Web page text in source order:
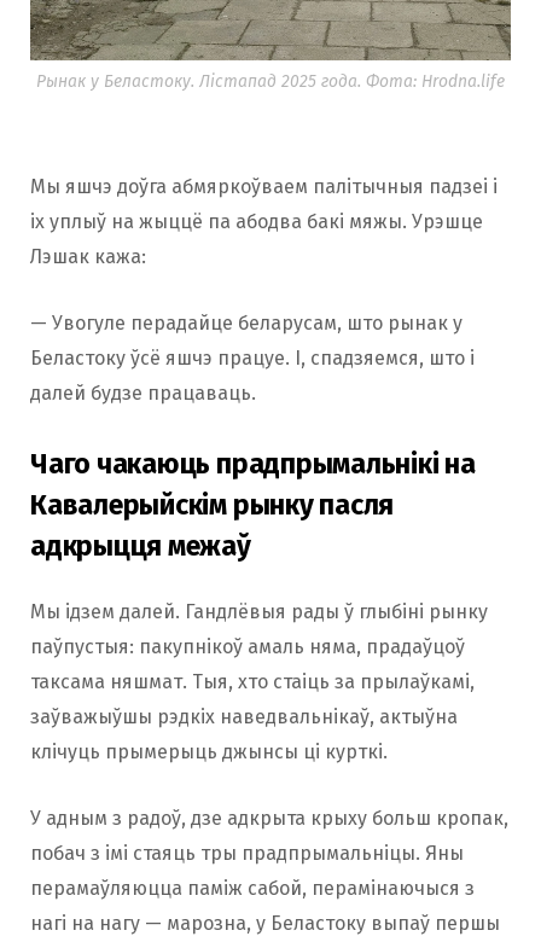
Рынак у Беластоку. Лістапад 2025 года. Фота: Hrodna.life
Мы яшчэ доўга абмяркоўваем палітычныя падзеі і
іх уплыў на жыццё па абодва бакі мяжы. Урэшце
Лэшак кажа:
— Увогуле перадайце беларусам, што рынак у
Беластоку ўсё яшчэ працуе. І, спадзяемся, што і
далей будзе працаваць.
Чаго чакаюць прадпрымальнікі на
Кавалерыйскім рынку пасля
адкрыцця межаў
Мы ідзем далей. Гандлёвыя рады ў глыбіні рынку
паўпустыя: пакупнікоў амаль няма, прадаўцоў
таксама няшмат. Тыя, хто стаіць за прылаўкамі,
заўважыўшы рэдкіх наведвальнікаў, актыўна
клічуць прымерыць джынсы ці курткі.
У адным з радоў, дзе адкрыта крыху больш кропак,
побач з імі стаяць тры прадпрымальніцы. Яны
перамаўляюцца паміж сабой, перамінаючыся з
нагі на нагу — марозна, у Беластоку выпаў першы